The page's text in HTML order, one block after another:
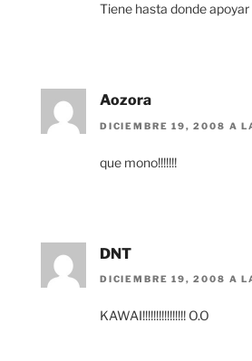
Tiene hasta donde apoyar
Aozora
DICIEMBRE 19, 2008 A
que mono!!!!!!!
DNT
DICIEMBRE 19, 2008 A
KAWAI!!!!!!!!!!!!!!!! O.O